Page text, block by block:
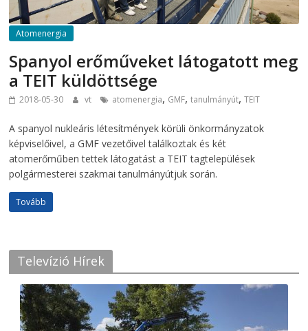
Atomenergia
Spanyol erőműveket látogatott meg
a TEIT küldöttsége
2018-05-30 vt atomenergia, GMF,tanulmányút,TEIT
A spanyol nukleáris létesítmények körüli önkormányzatok
képviselőivel, a GMF vezetőivel találkoztak és két
atomerőműben tettek látogatást a TEIT tagtelepülések
polgármesterei szakmai tanulmányútjuk során.
Tovább
Televízió Hírek